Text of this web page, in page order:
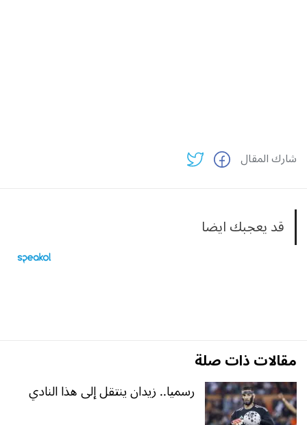
شارك المقال
قد يعجبك ايضا
مقالات ذات صلة
رسميا.. زيدان ينتقل إلى هذا النادي